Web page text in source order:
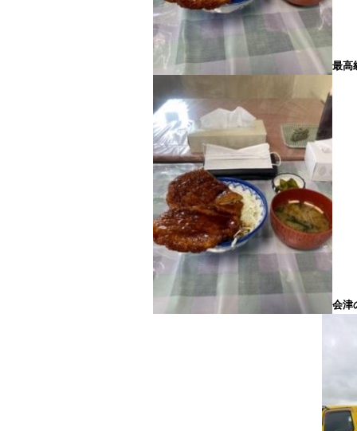
最高
会津